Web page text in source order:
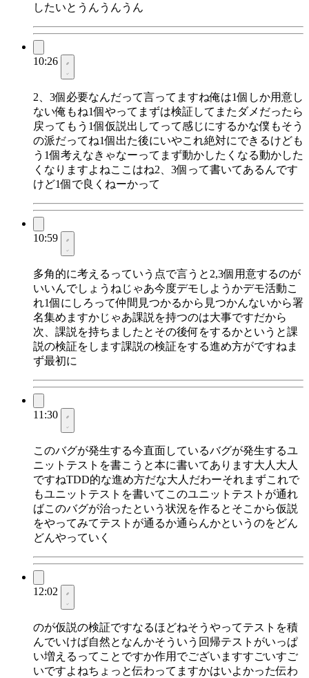
したいとうんうんうん
10:26
2、3個必要なんだって言ってますね俺は1個しか用意し
ない俺もね1個やってまずは検証してまたダメだったら
戻ってもう1個仮説出してって感じにするかな僕もそう
の派だってね1個出た後にいやこれ絶対にできるけども
う1個考えなきゃなーってまず動かしたくなる動かした
くなりますよねここはね2、3個って書いてあるんです
けど1個で良くねーかって
10:59
多角的に考えるっていう点で言うと2,3個用意するのが
いいんでしょうねじゃあ今度デモしようかデモ活動こ
れ1個にしろって仲間見つかるから見つかんないから署
名集めますかじゃあ課説を持つのは大事ですだから
次、課説を持ちましたとその後何をするかというと課
説の検証をします課説の検証をする進め方がですねま
ず最初に
11:30
このバグが発生する今直面しているバグが発生するユ
ニットテストを書こうと本に書いてあります大人大人
ですねTDD的な進め方だな大人だわーそれまずこれで
もユニットテストを書いてこのユニットテストが通れ
ばこのバグが治ったという状況を作るとそこから仮説
をやってみてテストが通るか通らんかというのをどん
どんやっていく
12:02
のが仮説の検証ですなるほどねそうやってテストを積
んでいけば自然となんかそういう回帰テストがいっぱ
い増えるってことですか作用でございますすごいすご
いですよねちょっと伝わってますかはいよかった伝わ